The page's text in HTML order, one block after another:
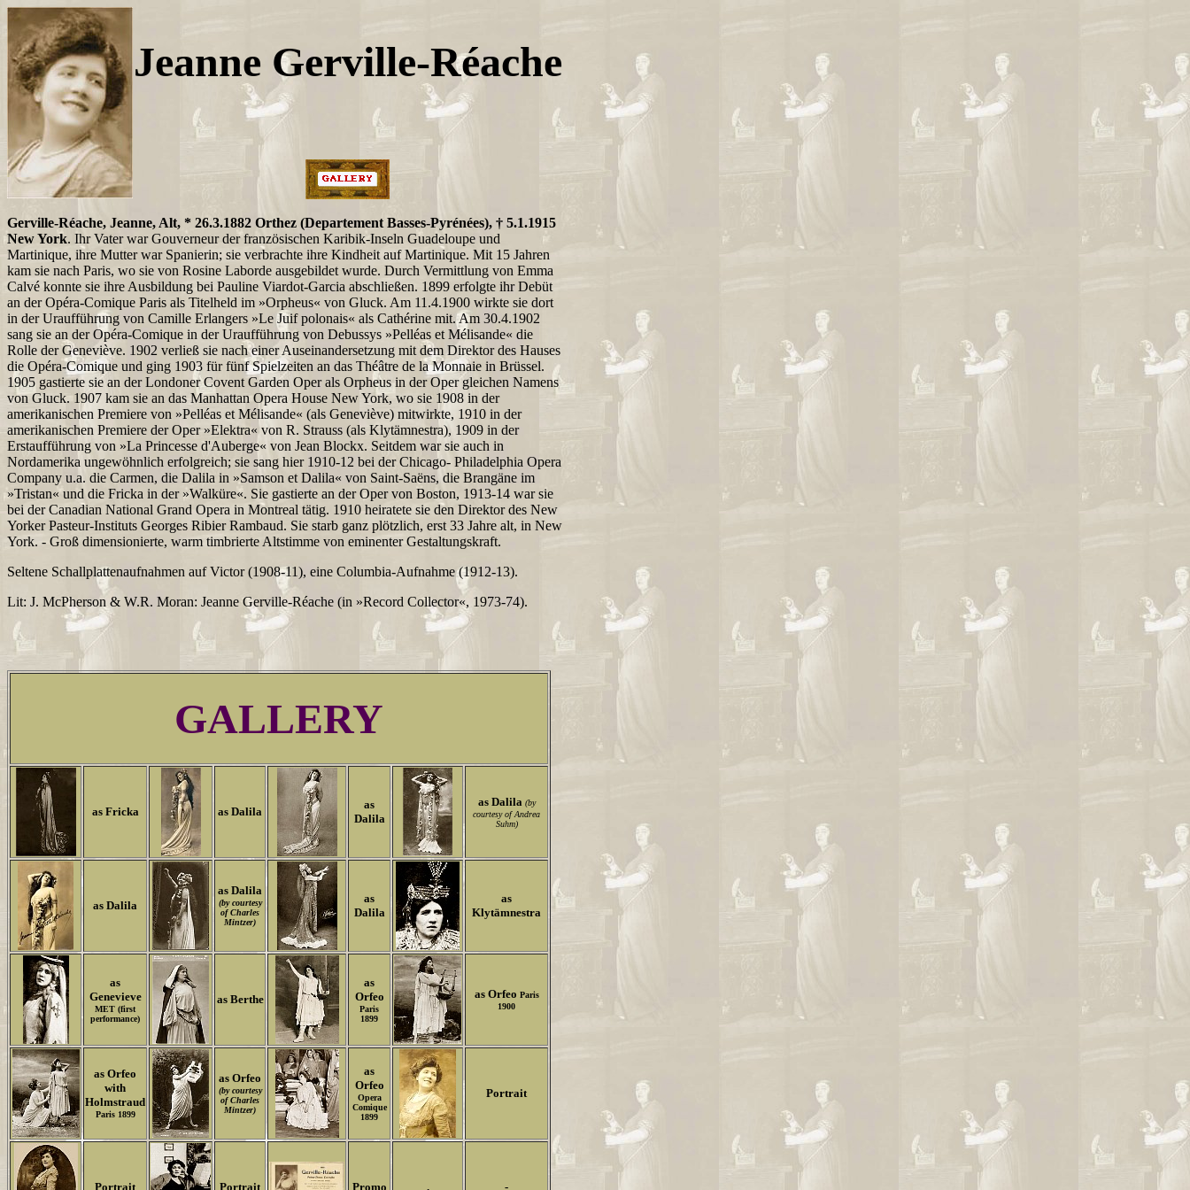
Jeanne Gerville-Réache
Gerville-Réache, Jeanne, Alt, * 26.3.1882 Orthez (Departement Basses-Pyrénées), † 5.1.1915
New York. Ihr Vater war Gouverneur der französischen Karibik-Inseln Guadeloupe und
Martinique, ihre Mutter war Spanierin; sie verbrachte ihre Kindheit auf Martinique. Mit 15 Jahren
kam sie nach Paris, wo sie von Rosine Laborde ausgebildet wurde. Durch Vermittlung von Emma
Calvé konnte sie ihre Ausbildung bei Pauline Viardot-Garcia abschließen. 1899 erfolgte ihr Debüt
an der Opéra-Comique Paris als Titelheld im »Orpheus« von Gluck. Am 11.4.1900 wirkte sie dort
in der Uraufführung von Camille Erlangers »Le Juif polonais« als Cathérine mit. Am 30.4.1902
sang sie an der Opéra-Comique in der Uraufführung von Debussys »Pelléas et Mélisande« die
Rolle der Geneviève. 1902 verließ sie nach einer Auseinandersetzung mit dem Direktor des Hauses
die Opéra-Comique und ging 1903 für fünf Spielzeiten an das Théâtre de la Monnaie in Brüssel.
1905 gastierte sie an der Londoner Covent Garden Oper als Orpheus in der Oper gleichen Namens
von Gluck. 1907 kam sie an das Manhattan Opera House New York, wo sie 1908 in der
amerikanischen Premiere von »Pelléas et Mélisande« (als Geneviève) mitwirkte, 1910 in der
amerikanischen Premiere der Oper »Elektra« von R. Strauss (als Klytämnestra), 1909 in der
Erstaufführung von »La Princesse d'Auberge« von Jean Blockx. Seitdem war sie auch in
Nordamerika ungewöhnlich erfolgreich; sie sang hier 1910-12 bei der Chicago- Philadelphia Opera
Company u.a. die Carmen, die Dalila in »Samson et Dalila« von Saint-Saëns, die Brangäne im
»Tristan« und die Fricka in der »Walküre«. Sie gastierte an der Oper von Boston, 1913-14 war sie
bei der Canadian National Grand Opera in Montreal tätig. 1910 heiratete sie den Direktor des New
Yorker Pasteur-Instituts Georges Ribier Rambaud. Sie starb ganz plötzlich, erst 33 Jahre alt, in New
York. - Groß dimensionierte, warm timbrierte Altstimme von eminenter Gestaltungskraft.
Seltene Schallplattenaufnahmen auf Victor (1908-11), eine Columbia-Aufnahme (1912-13).
Lit: J. McPherson & W.R. Moran: Jeanne Gerville-Réache (in »Record Collector«, 1973-74).
GALLERY
as Fricka as Dalila
as
Dalila
as Dalila (by
courtesy of Andrea
Suhm)
as Dalila
as Dalila
(by courtesy
of Charles
Mintzer)
as
Dalila
as
Klytämnestra
as
Genevieve
MET (first
performance)
as Berthe
as
Orfeo
Paris
1899
as Orfeo Paris
1900
as Orfeo
with
Holmstraud
Paris 1899
as Orfeo
(by courtesy
of Charles
Mintzer)
as
Orfeo
Opera
Comique
1899
Portrait
Portrait Portrait Promo . -